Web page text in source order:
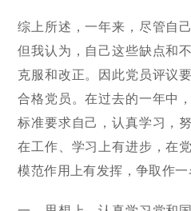
综上所述，一年来，尽管自
但我认为，自己这些缺点和
克服和改正。因此党员评议
合格党员。在过去的一年中
标准要求自己，认真学习，
在工作、学习上有进步，在
模范作用上有发挥，争取作一